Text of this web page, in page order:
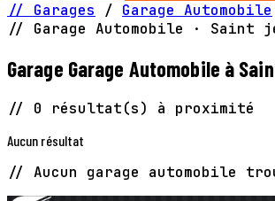
// Garages / Garage Automobile
// Garage Automobile · Saint
Garage Garage Automobile à
// 0 résultat(s) à proximité
Aucun résultat
// Aucun garage automobile